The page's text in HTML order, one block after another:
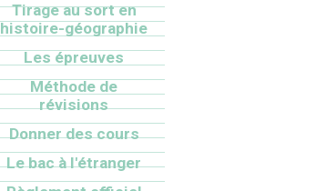
Tirage au sort en
histoire-géographie
Les épreuves
Méthode de
révisions
Donner des cours
Le bac à l'étranger